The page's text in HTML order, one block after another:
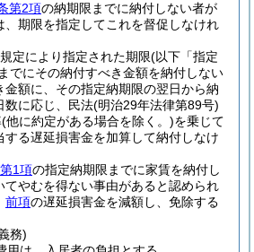
第2項の納期限までに納付しない者が
、期限を指定してこれを督促しなけれ
定により指定された期限(以下「指定
までにその納付すべき金額を納付しない
金額に、その指定納期限の翌日から納
数に応じ、民法(明治29年法律第89号)
(他に約定がある場合を除く。)を乗じて
する遅延損害金を加算して納付しなけ
第1項の指定納期限までに家賃を納付し
てやむを得ない事由があると認められ
前項の遅延損害金を減額し、免除する
務)